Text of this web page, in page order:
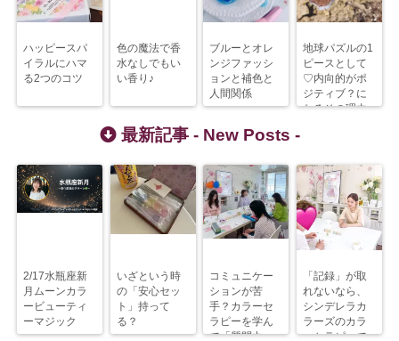
ハッピースパ
イラルにハマ
る2つのコツ
色の魔法で香
水なしでもい
い香り♪
ブルーとオレ
ンジファッシ
ョンと補色と
人間関係
地球パズルの1
ピースとして
♡内向的がポ
ジティブ？に
なるその理由
最新記事 - New Posts -
2/17水瓶座新
月ムーンカラ
ービューティ
ーマジック
いざという時
の「安心セッ
ト」持って
る？
コミュニケー
ションが苦
手？カラーセ
ラピーを学ん
で「質問力」
「記録」が取
れないなら、
シンデレラカ
ラーズのカラ
ーセラピーで